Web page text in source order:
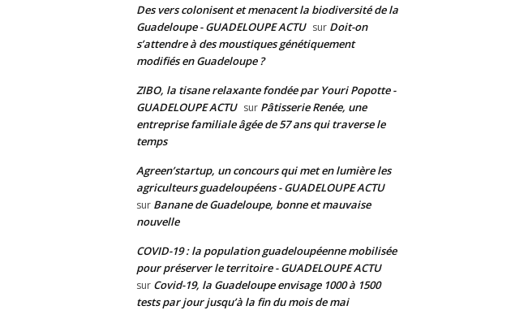
Des vers colonisent et menacent la biodiversité de la
Guadeloupe - GUADELOUPE ACTU sur Doit-on
s’attendre à des moustiques génétiquement
modifiés en Guadeloupe ?
ZIBO, la tisane relaxante fondée par Youri Popotte -
GUADELOUPE ACTU sur Pâtisserie Renée, une
entreprise familiale âgée de 57 ans qui traverse le
temps
Agreen’startup, un concours qui met en lumière les
agriculteurs guadeloupéens - GUADELOUPE ACTU
sur Banane de Guadeloupe, bonne et mauvaise
nouvelle
COVID-19 : la population guadeloupéenne mobilisée
pour préserver le territoire - GUADELOUPE ACTU
sur Covid-19, la Guadeloupe envisage 1000 à 1500
tests par jour jusqu’à la fin du mois de mai